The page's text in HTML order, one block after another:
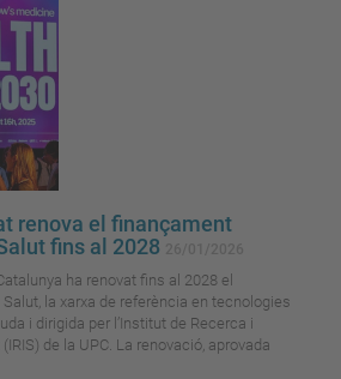
renova el finançament
fins al 2028
ha renovat fins al 2028 el
la xarxa de referència en tecnologies
i dirigida per l’Institut de Recerca i
de la UPC. La renovació, aprovada